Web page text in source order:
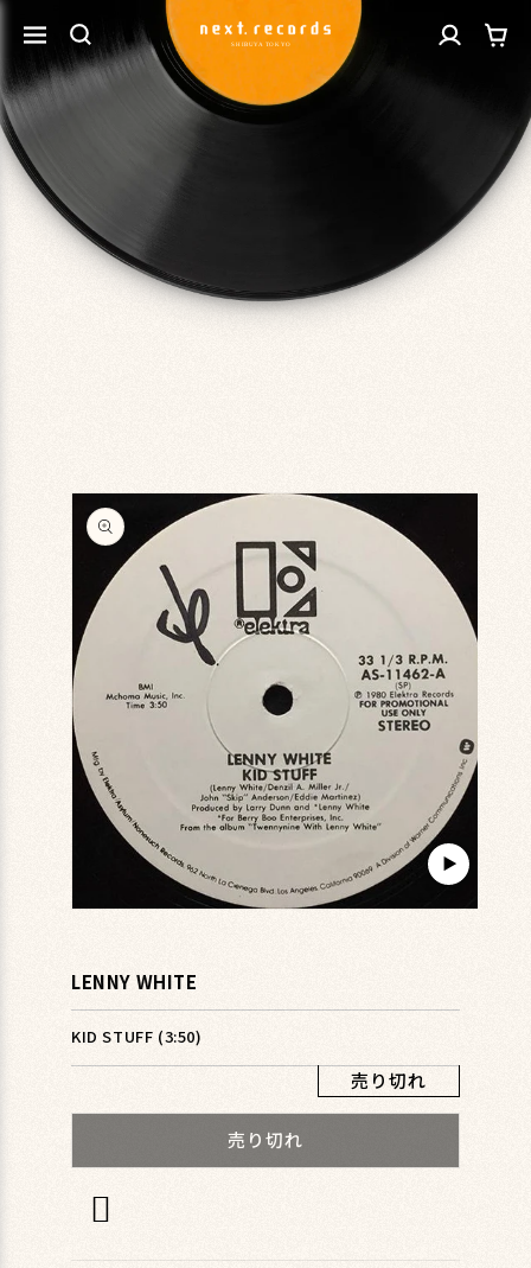
ンツに
進む
グ
イ
ー
商品情
報にス
キップ
ル
で
メ
(1)
開
▶︎
LENNY WHITE
KID STUFF (3:50)
売り切れ
売り切れ